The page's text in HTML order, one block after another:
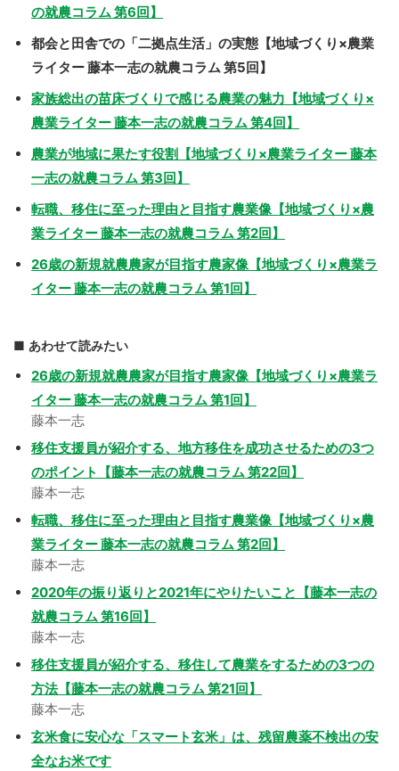
の就農コラム 第6回】
都会と田舎での「二拠点生活」の実態【地域づくり×農業
ライター 藤本一志の就農コラム 第5回】
家族総出の苗床づくりで感じる農業の魅力【地域づくり×
農業ライター 藤本一志の就農コラム 第4回】
農業が地域に果たす役割【地域づくり×農業ライター 藤本
一志の就農コラム 第3回】
転職、移住に至った理由と目指す農業像【地域づくり×農
業ライター 藤本一志の就農コラム 第2回】
26歳の新規就農農家が目指す農家像【地域づくり×農業ラ
イター 藤本一志の就農コラム 第1回】
あわせて読みたい
26歳の新規就農農家が目指す農家像【地域づくり×農業ラ
イター 藤本一志の就農コラム 第1回】
藤本一志
移住支援員が紹介する、地方移住を成功させるための3つ
のポイント【藤本一志の就農コラム 第22回】
藤本一志
転職、移住に至った理由と目指す農業像【地域づくり×農
業ライター 藤本一志の就農コラム 第2回】
藤本一志
2020年の振り返りと2021年にやりたいこと【藤本一志の
就農コラム 第16回】
藤本一志
移住支援員が紹介する、移住して農業をするための3つの
方法【藤本一志の就農コラム 第21回】
藤本一志
玄米食に安心な「スマート玄米」は、残留農薬不検出の安
全なお米です